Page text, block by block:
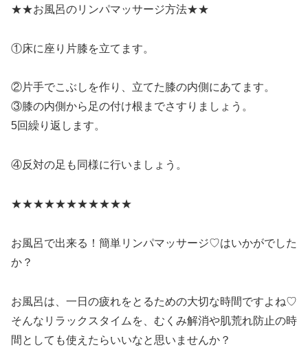
★★お風呂のリンパマッサージ方法★★
①床に座り片膝を立てます。
②片手でこぶしを作り、立てた膝の内側にあてます。
③膝の内側から足の付け根までさすりましょう。
5回繰り返します。
④反対の足も同様に行いましょう。
★★★★★★★★★★★
お風呂で出来る！簡単リンパマッサージ♡はいかがでした
か？
お風呂は、一日の疲れをとるための大切な時間ですよね♡
そんなリラックスタイムを、むくみ解消や肌荒れ防止の時
間としても使えたらいいなと思いませんか？